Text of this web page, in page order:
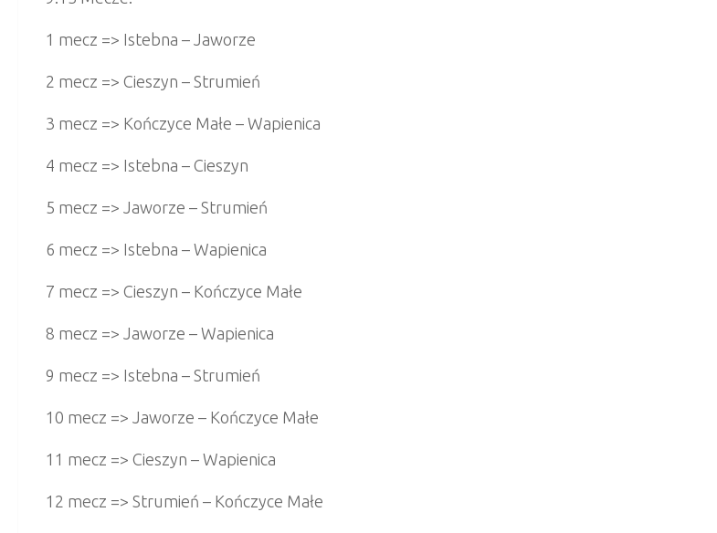
1 mecz => Istebna – Jaworze
2 mecz => Cieszyn – Strumień
3 mecz => Kończyce Małe – Wapienica
4 mecz => Istebna – Cieszyn
5 mecz => Jaworze – Strumień
6 mecz => Istebna – Wapienica
7 mecz => Cieszyn – Kończyce Małe
8 mecz => Jaworze – Wapienica
9 mecz => Istebna – Strumień
10 mecz => Jaworze – Kończyce Małe
11 mecz => Cieszyn – Wapienica
12 mecz => Strumień – Kończyce Małe